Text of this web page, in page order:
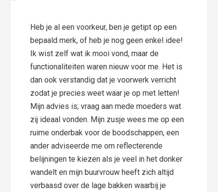
Heb je al een voorkeur, ben je getipt op een
bepaald merk, of heb je nog geen enkel idee!
Ik wist zelf wat ik mooi vond, maar de
functionaliteiten waren nieuw voor me. Het is
dan ook verstandig dat je voorwerk verricht
zodat je precies weet waar je op met letten!
Mijn advies is; vraag aan mede moeders wat
zij ideaal vonden. Mijn zusje wees me op een
ruime onderbak voor de boodschappen, een
ander adviseerde me om reflecterende
belijningen te kiezen als je veel in het donker
wandelt en mijn buurvrouw heeft zich altijd
verbaasd over de lage bakken waarbij je